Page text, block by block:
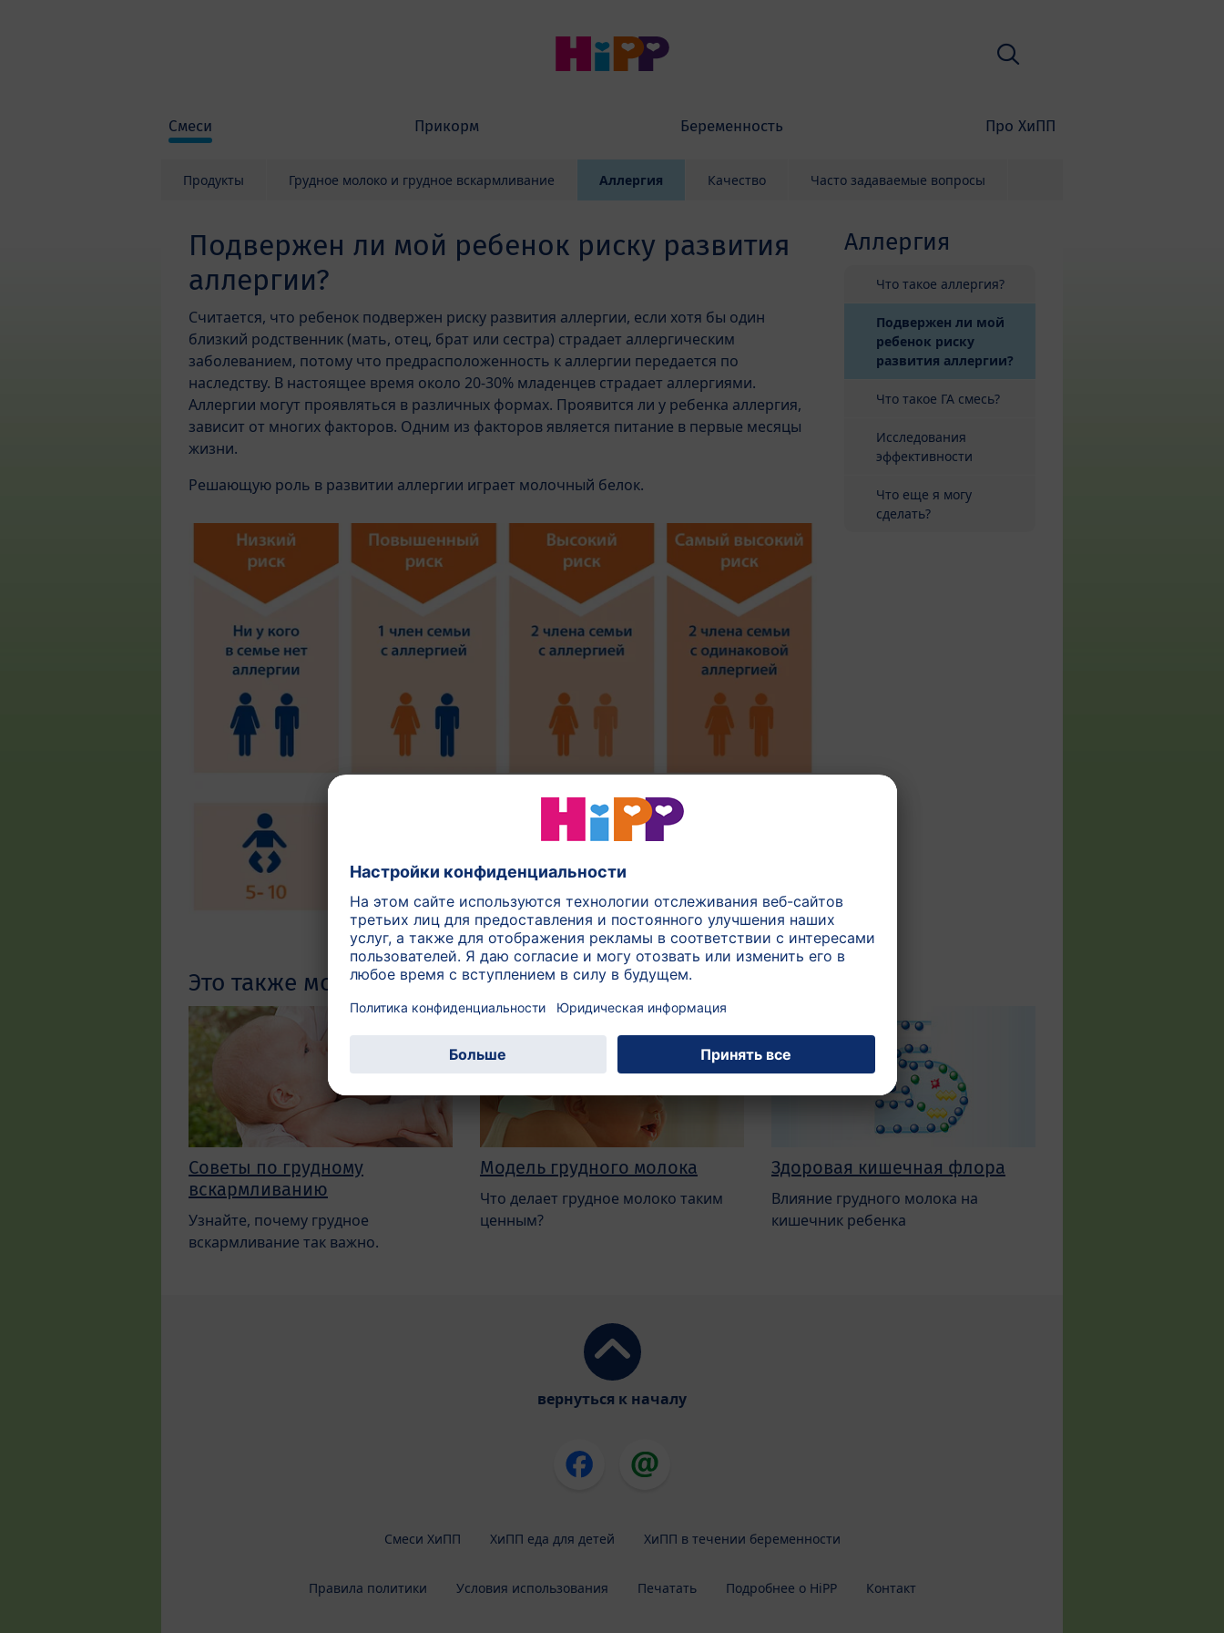
Смеси Прикорм Беременность Про ХиПП
Поиск
Продукты Грудное молоко и грудное вскармливание Аллергия Качество Часто задаваемые вопросы
Подвержен ли мой ребенок риску развития
аллергии?
Считается, что ребенок подвержен риску развития аллергии, если хотя бы один
близкий родственник (мать, отец, брат или сестра) страдает аллергическим
заболеванием, потому что предрасположенность к аллергии передается по
наследству. В настоящее время около 20-30% младенцев страдает аллергиями.
Аллергии могут проявляться в различных формах. Проявится ли у ребенка аллергия,
зависит от многих факторов. Одним из факторов является питание в первые месяцы
жизни.
Решающую роль в развитии аллергии играет молочный белок.
Аллергия
Что такое аллергия?
Подвержен ли мой
ребенок риску
развития аллергии?
Что такое ГА смесь?
Исследования
эффективности
Что еще я могу
сделать?
Это также может вас заинтересовать:
Советы по грудному
вскармливанию
Узнайте, почему грудное
вскармливание так важно.
Модель грудного молока
Что делает грудное молоко таким
ценным?
Здоровая кишечная флора
Влияние грудного молока на
кишечник ребенка
вернуться к началу
Смеси ХиПП ХиПП еда для детей ХиПП в течении беременности
Правила политики Условия использования Печатать Подробнее о HiPP Контакт